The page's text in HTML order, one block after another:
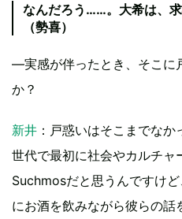
なんだろう……。大希は、求
（勢喜）
—実感が伴ったとき、そこに
か？
新井 ：戸惑いはそこまでな
世代で最初に社会やカルチャ
Suchmosだと思うんですけ
にお酒を飲みながら彼らの話